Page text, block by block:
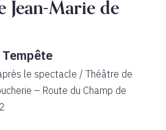
Jean-Marie de
le spectacle / Théâtre de
– Route du Champ de